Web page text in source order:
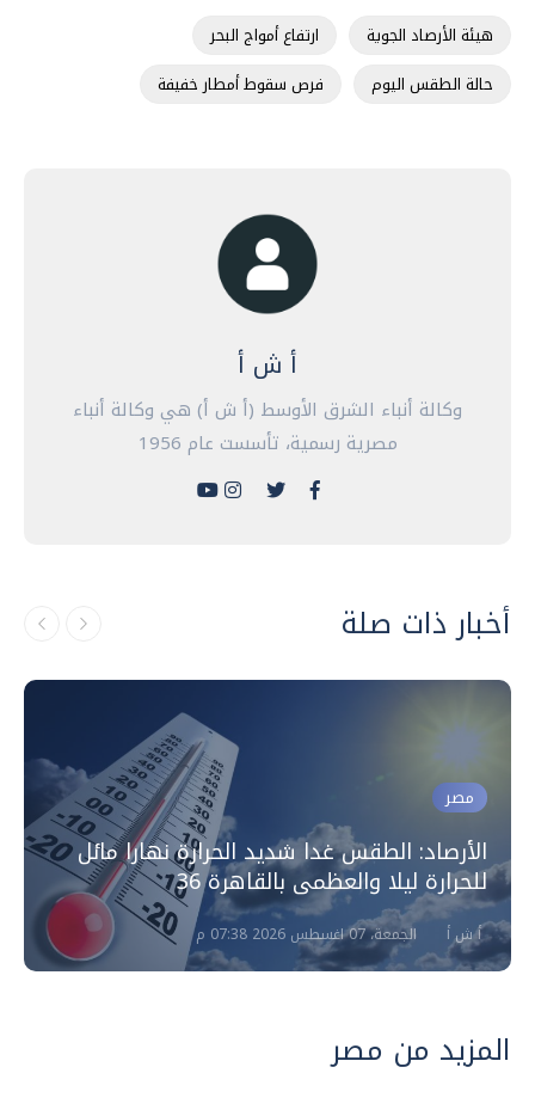
هيئة الأرصاد الجوية
ارتفاع أمواج البحر
حالة الطقس اليوم
فرص سقوط أمطار خفيفة
أ ش أ
وكالة أنباء الشرق الأوسط (أ ش أ) هي وكالة أنباء
مصرية رسمية، تأسست عام 1956
أخبار ذات صلة
مصر
الأرصاد: الطقس غدا شديد الحرارة نهارا مائل
للحرارة ليلا والعظمى بالقاهرة 36
أ ش أ الجمعة، 07 اغسطس 2026 07:38 م
المزيد من مصر